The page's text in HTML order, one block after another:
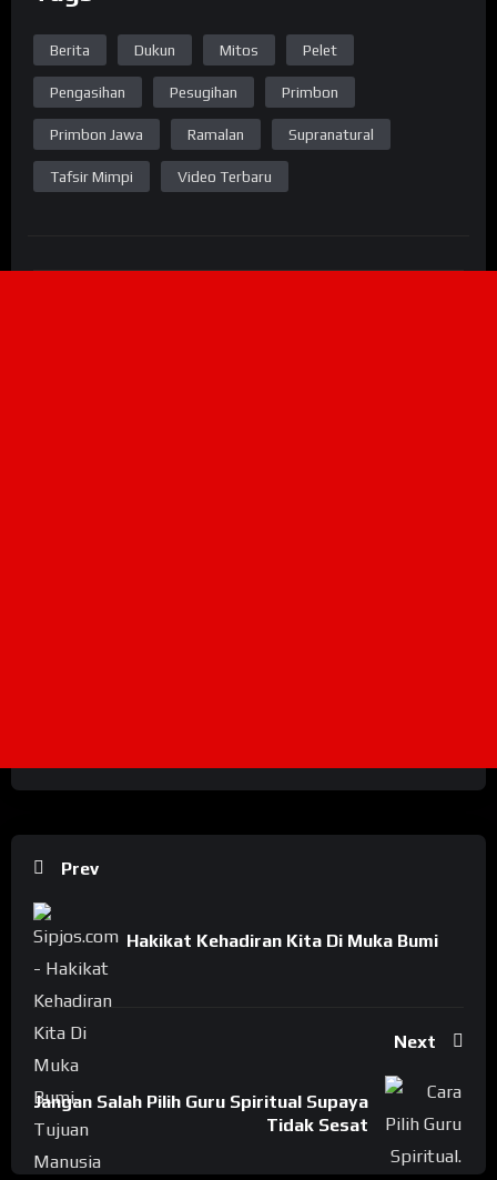
Berita Dukun Mitos Pelet
Pengasihan Pesugihan Primbon
Primbon Jawa Ramalan Supranatural
Tafsir Mimpi Video Terbaru
Prev
Hakikat Kehadiran Kita Di Muka Bumi
Next
Jangan Salah Pilih Guru Spiritual Supaya
Tidak Sesat